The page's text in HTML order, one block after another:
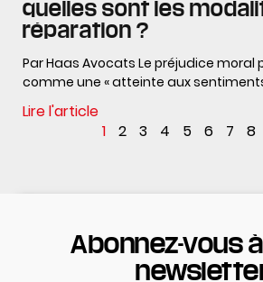
quelles sont les
réparation ?
Par Haas Avocats Le préjudice moral
comme une « atteinte aux sentiments
Lire l'article
1
2 3 4 5 6 7 8
Abonnez-vous